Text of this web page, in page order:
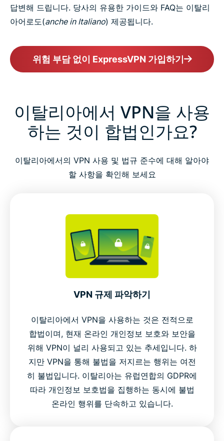
답변해 드립니다. 당사의 유용한 가이드와 FAQ는 이탈리
아어로도(anche in Italiano) 제공됩니다.
위험 부담 없이 ExpressVPN 가입하기
이탈리아에서 VPN을 사용
하는 것이 합법인가요?
이탈리아에서의 VPN 사용 및 법규 준수에 대해 알아야
할 사항을 확인해 보세요
VPN 규제 파악하기
이탈리아에서 VPN을 사용하는 것은 전적으로
합법이며, 현재 온라인 개인정보 보호와 보안을
위해 VPN이 널리 사용되고 있는 추세입니다. 하
지만 VPN을 통해 불법을 저지르는 행위는 여전
히 불법입니다. 이탈리아는 유럽연합의 GDPR에
따라 개인정보 보호법을 집행하는 동시에 불법
온라인 행위를 단속하고 있습니다.